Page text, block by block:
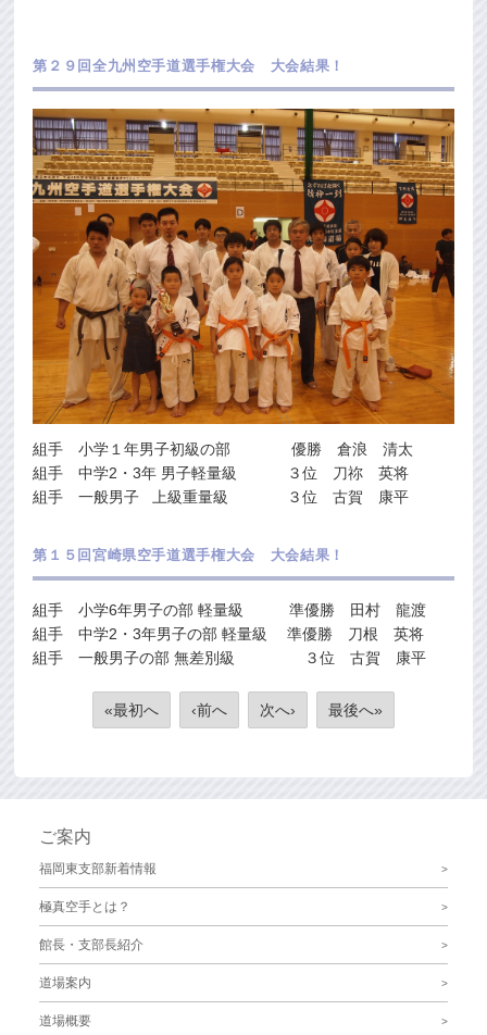
第２９回全九州空手道選手権大会 大会結果！
組手 小学１年男子初級の部 優勝 倉浪 清太
組手 中学2・3年 男子軽量級 ３位 刀祢 英将
組手 一般男子 上級重量級 ３位 古賀 康平
第１５回宮崎県空手道選手権大会 大会結果！
組手 小学6年男子の部 軽量級 準優勝 田村 龍渡
組手 中学2・3年男子の部 軽量級 準優勝 刀根 英将
組手 一般男子の部 無差別級 ３位 古賀 康平
«最初へ ‹前へ 次へ› 最後へ»
ご案内
福岡東支部新着情報
極真空手とは？
館長・支部長紹介
道場案内
道場概要